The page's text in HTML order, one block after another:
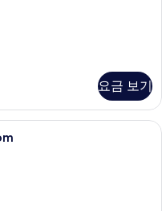
요금 보기
, 방음 설비, 다리미/다리미판, 무